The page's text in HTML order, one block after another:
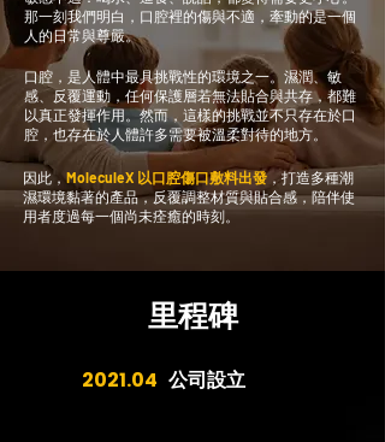
那一刻我們明白，口腔裡的傷與不適，牽動的是一個
人的日常與尊嚴。
口腔，是人體中最具挑戰性的環境之一。濕潤、敏
感、反覆運動，任何保護層若無法貼合與共存，都難
以真正發揮作用。然而，這樣的挑戰並不只存在於口
腔，也存在於人體許多需要被溫柔對待的地方。
因此，MoleculeX 以口腔傷口敷料出發，打造多種潮
濕環境黏著的產品，反覆調整材質與貼合感，陪伴使
用者度過每一個尚未痊癒的時刻。
里程碑
2021.04 公司設立